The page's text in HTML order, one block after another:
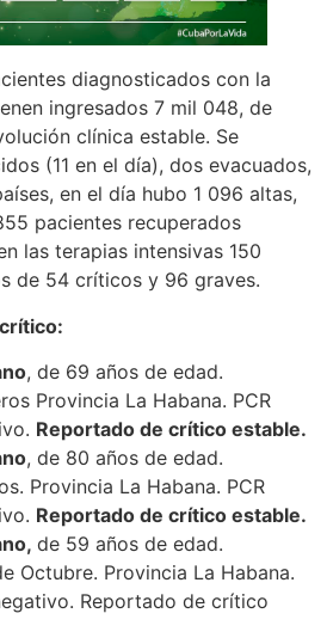
diagnosticados con la
ingresados 7 mil 048, de
clínica estable. Se
(11 en el día), dos evacuados,
en el día hubo 1 096 altas,
pacientes recuperados
las terapias intensivas 150
de 54 críticos y 96 graves.
, de 69 años de edad.
Provincia La Habana. PCR
Reportado de crítico estable.
, de 80 años de edad.
Provincia La Habana. PCR
Reportado de crítico estable.
de 59 años de edad.
Octubre. Provincia La Habana.
Reportado de crítico